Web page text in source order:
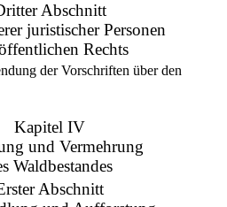
Abschnitt
juristischer Personen
Rechts
der Vorschriften über den
Kapitel IV
und Vermehrung
Waldbestandes
Abschnitt